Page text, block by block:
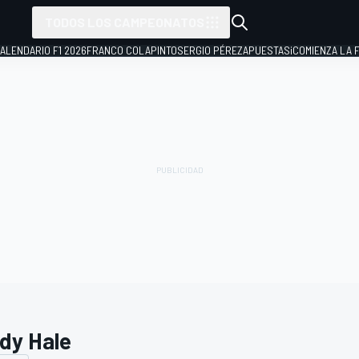
F1 2026FRANCO COLAPINTOSERGIO PÉREZAPUESTAS¡COMIENZA LA
Hale